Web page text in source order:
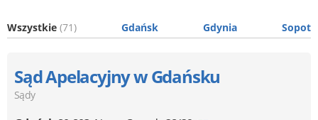
Wszystkie (71) Gdańsk Gdynia Sopot
Sąd Apelacyjny w Gdańsku
Sądy